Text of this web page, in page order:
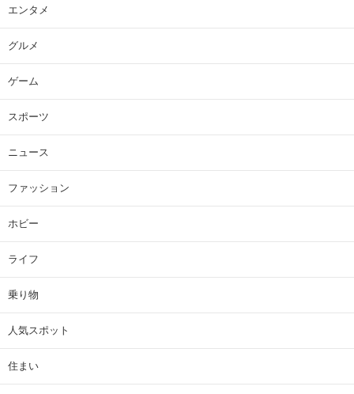
エンタメ
グルメ
ゲーム
スポーツ
ニュース
ファッション
ホビー
ライフ
乗り物
人気スポット
住まい